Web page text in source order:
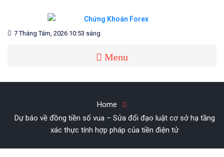
content
CHỨNG KHOÁN FOREX
Blog chia sẻ về Chứng Khoán và Forex
7 Tháng Tám, 2026 10:53 sáng
Menu
Home
Dự báo về đồng tiền số vua – Sửa đổi đạo luật cơ sở hạ tầng
xác thực tính hợp pháp của tiền điện tử